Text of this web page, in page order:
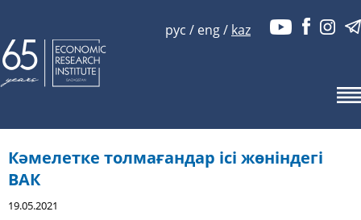
рус / eng/ kaz
Кәмелетке толмағандар ісі жөніндегі
ВАК
19.05.2021